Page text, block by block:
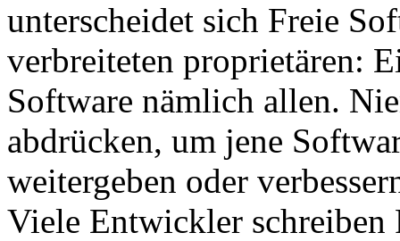
unterscheidet sich Freie
verbreiteten proprietären:
Software nämlich allen.
abdrücken, um jene
weitergeben oder
Viele Entwickler schreiben